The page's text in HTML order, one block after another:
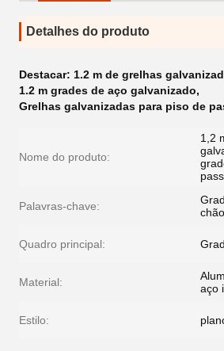
Detalhes do produto
Destacar: 1.2 m de grelhas
1.2 m grades de aço galvanizado,
Grelhas galvanizadas para piso de
Nome do produto:
1,2
Palavras-chave:
Quadro principal:
Material:
aço
Estilo: